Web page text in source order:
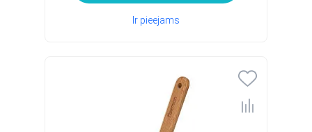
Ir pieejams